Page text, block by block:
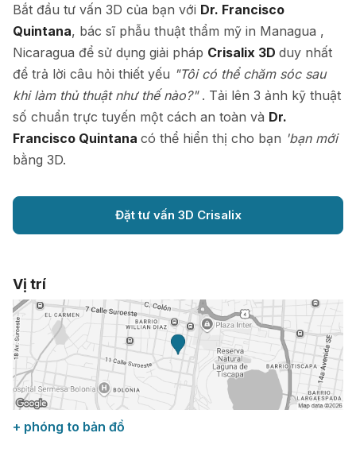
Bắt đầu tư vấn 3D của bạn với Dr. Francisco
Quintana, bác sĩ phẫu thuật thẩm mỹ in Managua ,
Nicaragua để sử dụng giải pháp Crisalix 3D duy nhất
để trả lời câu hỏi thiết yếu "Tôi có thể chăm sóc sau
khi làm thủ thuật như thế nào?" . Tải lên 3 ảnh kỹ thuật
số chuẩn trực tuyến một cách an toàn và Dr.
Francisco Quintana có thể hiển thị cho bạn 'bạn mới
bằng 3D.
Đặt tư vấn 3D Crisalix
Vị trí
+ phóng to bản đồ